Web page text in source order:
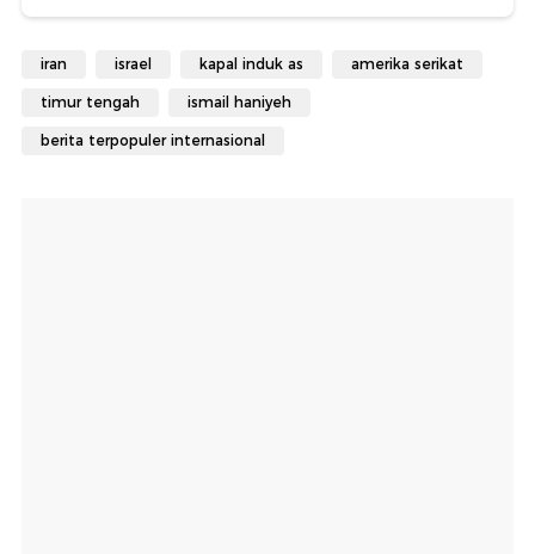
iran israel kapal induk as amerika serikat
timur tengah ismail haniyeh
berita terpopuler internasional